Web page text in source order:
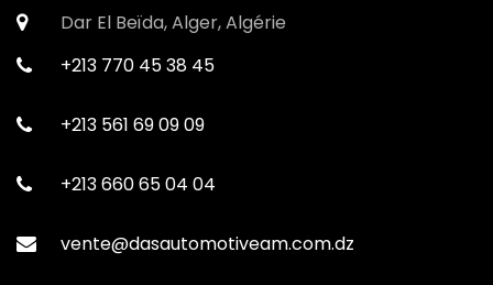
Dar El Beïda, Alger, Algérie
+213 770 45 38 45
+213 561 69 09 09
+213 660 65 04 04
vente@dasautomotiveam.com.dz